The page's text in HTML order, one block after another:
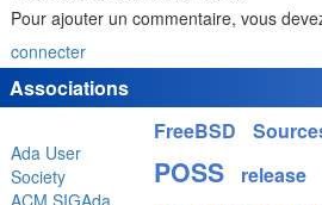
Pour ajouter un commentaire, vous
connecter
Associations
Ada User
Society
ACM SIGAda
FreeBSD
POSS release